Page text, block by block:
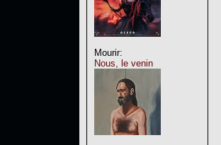
Mourir:
Nous, le venin